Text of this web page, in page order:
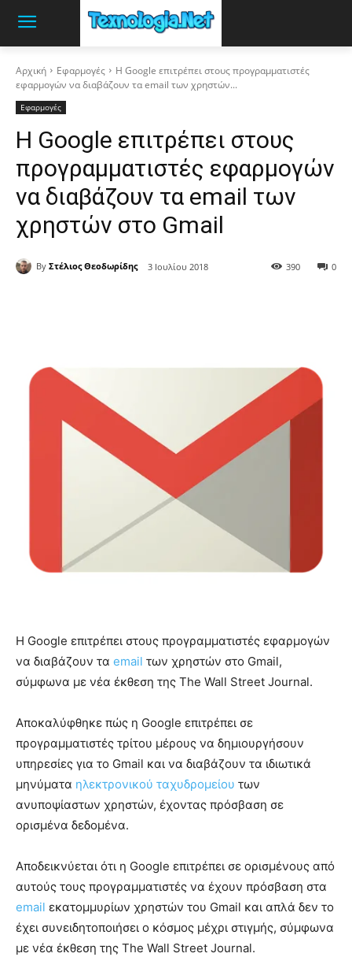
Αρχική Εφαρμογές
Η Google επιτρέπει στους προγραμματιστές
εφαρμογών να διαβάζουν τα email των χρηστών...
Εφαρμογές
Η Google επιτρέπει στους
προγραμματιστές εφαρμογών
να διαβάζουν τα email των
χρηστών στο Gmail
By Στέλιος Θεοδωρίδης 3 Ιουλίου 2018 0
390
Η Google επιτρέπει στους προγραμματιστές εφαρμογών
να διαβάζουν τα email των χρηστών στο Gmail,
σύμφωνα με νέα έκθεση της The Wall Street Journal.
Αποκαλύφθηκε πώς η Google επιτρέπει σε
προγραμματιστές τρίτου μέρους να δημιουργήσουν
υπηρεσίες για το Gmail και να διαβάζουν τα ιδιωτικά
μηνύματα ηλεκτρονικού ταχυδρομείου των
ανυποψίαστων χρηστών, έχοντας πρόσβαση σε
ορισμένα δεδομένα.
Αποδεικνύεται ότι η Google επιτρέπει σε ορισμένους από
αυτούς τους προγραμματιστές να έχουν πρόσβαση στα
email εκατομμυρίων χρηστών του Gmail και απλά δεν το
έχει συνειδητοποιήσει ο κόσμος μέχρι στιγμής, σύμφωνα
με νέα έκθεση της The Wall Street Journal.